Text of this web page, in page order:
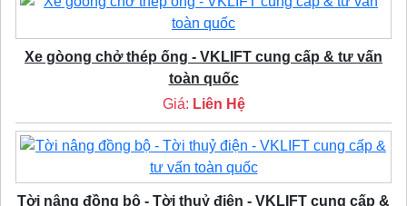
Xe gòong chở thép ống - VKLIFT cung cấp & tư vấn
toàn quốc
Giá: Liên Hệ
Tời nâng đồng bộ - Tời thuỷ điện - VKLIFT cung cấp &